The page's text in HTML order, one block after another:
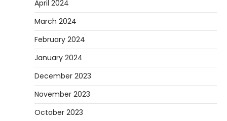
April 2024
March 2024
February 2024
January 2024
December 2023
November 2023
October 2023